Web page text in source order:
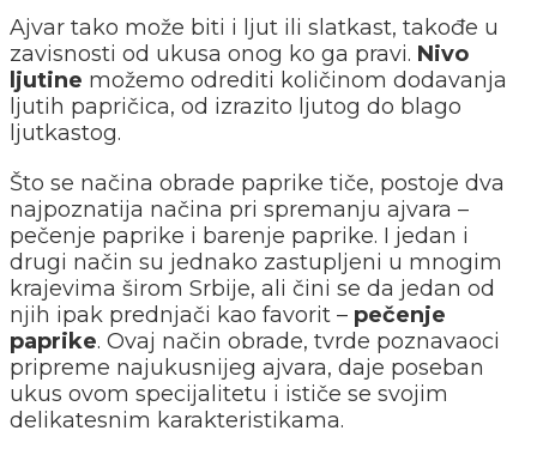
Ajvar tako može biti i ljut ili slatkast, takođe u
zavisnosti od ukusa onog ko ga pravi. Nivo
ljutine možemo odrediti količinom dodavanja
ljutih papričica, od izrazito ljutog do blago
ljutkastog.
Što se načina obrade paprike tiče, postoje dva
najpoznatija načina pri spremanju ajvara –
pečenje paprike i barenje paprike. I jedan i
drugi način su jednako zastupljeni u mnogim
krajevima širom Srbije, ali čini se da jedan od
njih ipak prednjači kao favorit – pečenje
paprike. Ovaj način obrade, tvrde poznavaoci
pripreme najukusnijeg ajvara, daje poseban
ukus ovom specijalitetu i ističe se svojim
delikatesnim karakteristikama.